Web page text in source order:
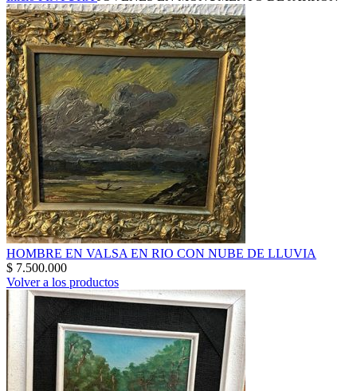
HOMBRE EN VALSA EN RIO CON NUBE DE LLUVIA
$ 7.500.000
Volver a los productos